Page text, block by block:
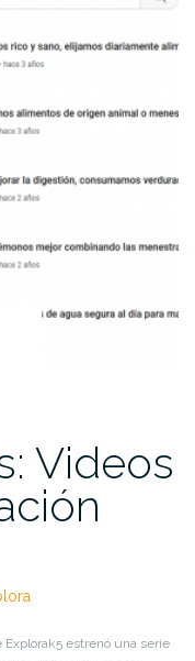
Videos
estrenó una serie